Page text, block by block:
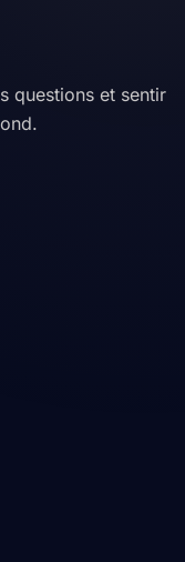
questions et sentir